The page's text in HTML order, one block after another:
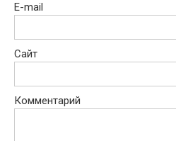
E-mail
Сайт
Комментарий